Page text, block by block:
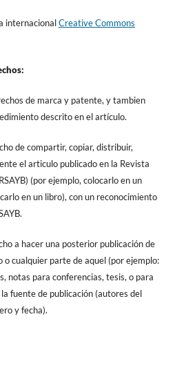
internacionalCreative Commons
de marca y patente, y tambien
descrito en el artículo.
de compartir, copiar, distribuir,
el articulo publicado en la Revista
(por ejemplo, colocarlo en un
en un libro), con un reconocimiento
a hacer una posterior publicación de
cualquier parte de aquel (por ejemplo:
notas para conferencias, tesis, o para
fuente de publicación (autores del
y fecha).